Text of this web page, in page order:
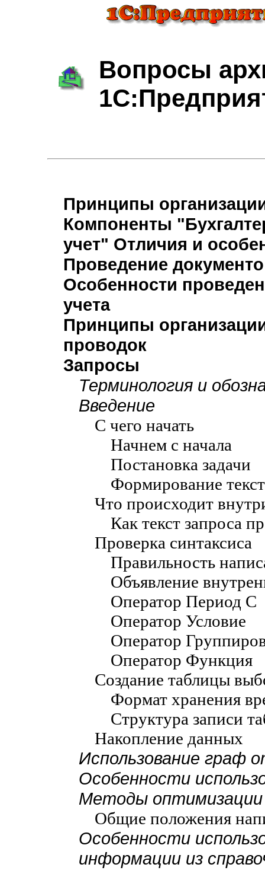
Вопросы
Принципы
Компоненты
учет" Отличия и
Проведение
Особенности
учета
Принципы
проводок
Запросы
Терминология и
Введение
С чего начать
Начнем с начала
Постановка задачи
Формирование
Что происходит
Как текст запроса
Проверка синтаксиса
Правильность
Объявление
Оператор Период С
Оператор Условие
Оператор
Оператор Функция
Создание таблицы
Формат хранения
Структура записи
Накопление данных
Использование граф
Особенности
Методы оптимизации
Общие положения
Особенности
информации из